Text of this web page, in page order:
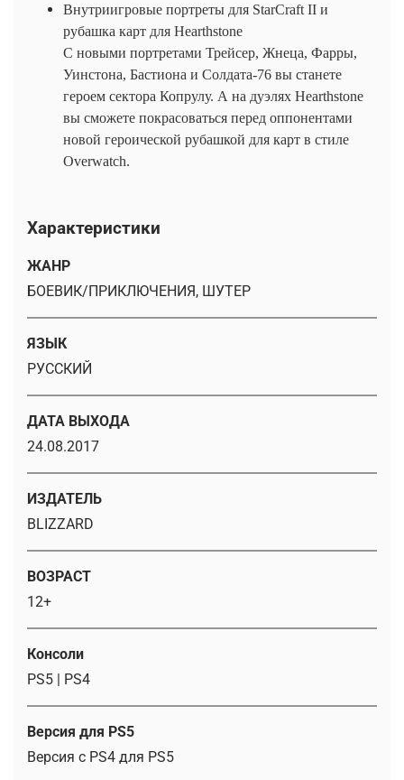
Внутриигровые портреты для StarCraft II и
рубашка карт для Hearthstone
С новыми портретами Трейсер, Жнеца, Фарры,
Уинстона, Бастиона и Солдата-76 вы станете
героем сектора Копрулу. А на дуэлях Hearthstone
вы сможете покрасоваться перед оппонентами
новой героической рубашкой для карт в стиле
Overwatch.
Характеристики
ЖАНР
БОЕВИК/ПРИКЛЮЧЕНИЯ, ШУТЕР
ЯЗЫК
РУССКИЙ
ДАТА ВЫХОДА
24.08.2017
ИЗДАТЕЛЬ
BLIZZARD
ВОЗРАСТ
12+
Консоли
PS5 | PS4
Версия для PS5
Версия с PS4 для PS5